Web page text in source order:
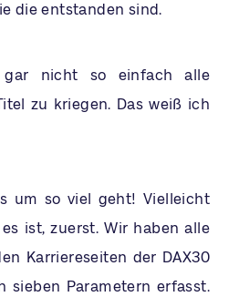
die entstanden sind.
nicht so einfach alle
zu kriegen. Das weiß ich
um so viel geht! Vielleicht
ist, zuerst. Wir haben alle
Karriereseiten der DAX30
sieben Parametern erfasst.